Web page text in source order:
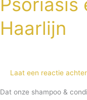
Psoriasis
Haarlijn
Laat een reactie achter
Dat onze shampoo &